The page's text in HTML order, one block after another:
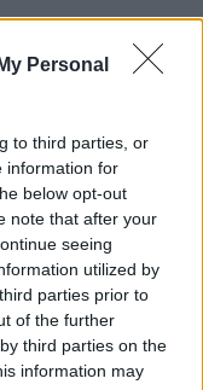
Personal
to third parties, or
information for
below opt-out
note that after your
seeing
utilized by
parties prior to
of the further
third parties on the
information may